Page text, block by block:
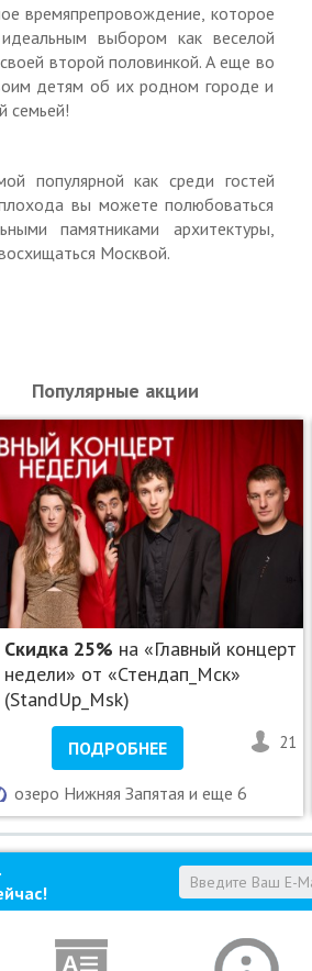
отправления
Оставшуюся стоимость
в допуске будет отказано)
использованным, перенос не
по телефону компании: +7 (495)
времяпрепровождение, которое
выбором как веселой
второй половинкой. А еще во
детям об их родном городе и
семьей!
популярной как среди гостей
вы можете полюбоваться
памятниками архитектуры,
Москвой.
Популярные акции
Скидка 25% на «Главный концерт
недели» от «Стендап_Мск»
(StandUp_Msk)
ПОДРОБНЕЕ 21
озеро Нижняя Запятая и еще 6